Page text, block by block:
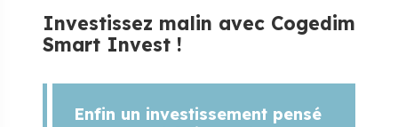
Investissez malin avec Cogedim
Smart Invest !
Enfin un investissement pensé